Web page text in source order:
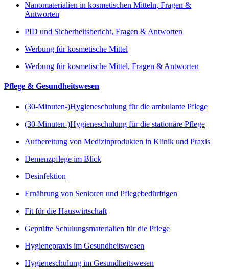
Nanomaterialien in kosmetischen Mitteln, Fragen &
Antworten
PID und Sicherheitsbericht, Fragen & Antworten
Werbung für kosmetische Mittel
Werbung für kosmetische Mittel, Fragen & Antworten
Pflege & Gesundheitswesen
(30-Minuten-)Hygieneschulung für die ambulante Pflege
(30-Minuten-)Hygieneschulung für die stationäre Pflege
Aufbereitung von Medizinprodukten in Klinik und Praxis
Demenzpflege im Blick
Desinfektion
Ernährung von Senioren und Pflegebedürftigen
Fit für die Hauswirtschaft
Geprüfte Schulungsmaterialien für die Pflege
Hygienepraxis im Gesundheitswesen
Hygieneschulung im Gesundheitswesen